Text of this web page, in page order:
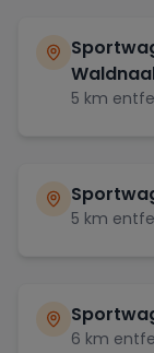
5 km
5 km
6 km